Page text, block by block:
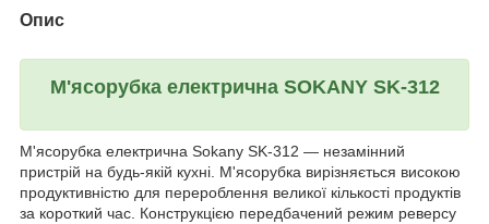
Опис
М'ясорубка електрична SOKANY SK-312
М'ясорубка електрична Sokany SK-312 — незамінний
пристрій на будь-якій кухні. М'ясорубка вирізняється високою
продуктивністю для перероблення великої кількості продуктів
за короткий час. Конструкцією передбачений режим реверсу